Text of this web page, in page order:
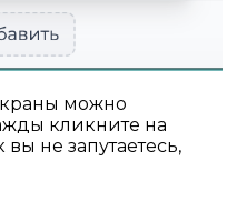
можно
кликните на
не запутаетесь,